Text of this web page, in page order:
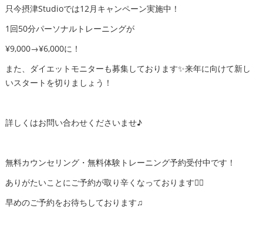
只今摂津Studioでは12月キャンペーン実施中！
1回50分パーソナルトレーニングが
¥9,000→¥6,000に！
また、ダイエットモニターも募集しております✨来年に向けて新し
いスタートを切りましょう！
詳しくはお問い合わせくださいませ♪
無料カウンセリング・無料体験トレーニング予約受付中です！
ありがたいことにご予約が取り辛くなっております🙇‍♂️
早めのご予約をお待ちしております♫